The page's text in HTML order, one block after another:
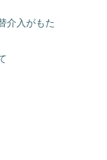
介入がもた